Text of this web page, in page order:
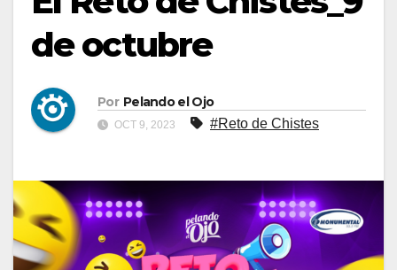
de octubre
Por Pelando el Ojo
OCT 9, 2023 #Reto de Chistes